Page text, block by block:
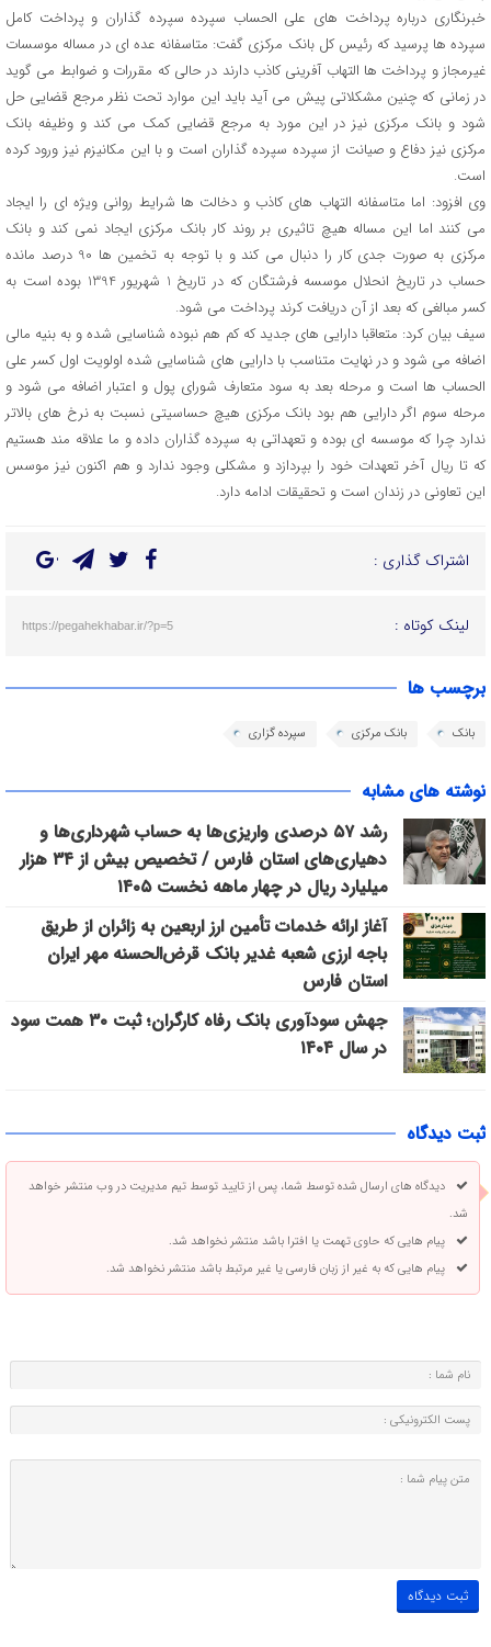
خبرنگاری درباره پرداخت های علی الحساب سپرده سپرده گذاران و پرداخت کامل
سپرده ها پرسید که رئیس کل بانک مرکزی گفت: متاسفانه عده ای در مساله موسسات
غیرمجاز و پرداخت ها التهاب آفرینی کاذب دارند در حالی که مقررات و ضوابط می گوید
در زمانی که چنین مشکلاتی پیش می آید باید این موارد تحت نظر مرجع قضایی حل
شود و بانک مرکزی نیز در این مورد به مرجع قضایی کمک می کند و وظیفه بانک
مرکزی نیز دفاع و صیانت از سپرده سپرده گذاران است و با این مکانیزم نیز ورود کرده
است.
وی افزود: اما متاسفانه التهاب های کاذب و دخالت ها شرایط روانی ویژه ای را ایجاد
می کنند اما این مساله هیچ تاثیری بر روند کار بانک مرکزی ایجاد نمی کند و بانک
مرکزی به صورت جدی کار را دنبال می کند و با توجه به تخمین ها 90 درصد مانده
حساب در تاریخ انحلال موسسه فرشتگان که در تاریخ 1 شهریور 1394 بوده است به
کسر مبالغی که بعد از آن دریافت کرند پرداخت می شود.
سیف بیان کرد: متعاقبا دارایی های جدید که کم هم نبوده شناسایی شده و به بنیه مالی
اضافه می شود و در نهایت متناسب با دارایی های شناسایی شده اولویت اول کسر علی
الحساب ها است و مرحله بعد به سود متعارف شورای پول و اعتبار اضافه می شود و
مرحله سوم اگر دارایی هم بود بانک مرکزی هیچ حساسیتی نسبت به نرخ های بالاتر
ندارد چرا که موسسه ای بوده و تعهداتی به سپرده گذاران داده و ما علاقه مند هستیم
که تا ریال آخر تعهدات خود را بپردازد و مشکلی وجود ندارد و هم اکنون نیز موسس
این تعاونی در زندان است و تحقیقات ادامه دارد.
اشتراک گذاری :
لینک کوتاه : https://pegahekhabar.ir/?p=5
برچسب ها
بانک بانک مرکزی سپرده گزاری
نوشته های مشابه
رشد ۵۷ درصدی واریزی‌ها به حساب شهرداری‌ها و
دهیاری‌های استان فارس / تخصیص بیش از ۳۴ هزار
میلیارد ریال در چهار ماهه نخست ۱۴۰۵
آغاز ارائه خدمات تأمین ارز اربعین به زائران از طریق
باجه ارزی شعبه غدیر بانک قرض‌الحسنه مهر ایران
استان فارس
جهش سودآوری بانک رفاه کارگران؛ ثبت ۳۰ همت سود
در سال ۱۴۰۴
ثبت دیدگاه
دیدگاه های ارسال شده توسط شما، پس از تایید توسط تیم مدیریت در وب منتشر خواهد
شد.
پیام هایی که حاوی تهمت یا افترا باشد منتشر نخواهد شد.
پیام هایی که به غیر از زبان فارسی یا غیر مرتبط باشد منتشر نخواهد شد.